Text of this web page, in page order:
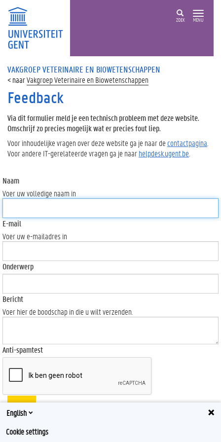
ZOEK MENU
VAKGROEP VETERINAIRE EN BIOWETENSCHAPPEN
Vakgroep Veterinaire en Biowetenschappen
Feedback
Via dit formulier meld je een technisch probleem met deze website.
Omschrijf zo precies mogelijk wat er precies fout liep.
Voor inhoudelijke vragen over deze website ga je naar de contactpagina
Voor andere IT-gerelateerde vragen ga je naarhelpdesk.ugent.be
Naam
Voer uw volledige naam in
E-mail
Voer uw e-mailadres in
Onderwerp
Bericht
Voer hier de boodschap in die u wilt verzenden.
Anti-spamtest
Send
English
Cookie settings